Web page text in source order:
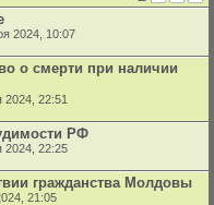
2024, 10:07
о смерти при наличии
2024, 22:51
РФ
2024, 22:25
гражданства Молдовы
21:05